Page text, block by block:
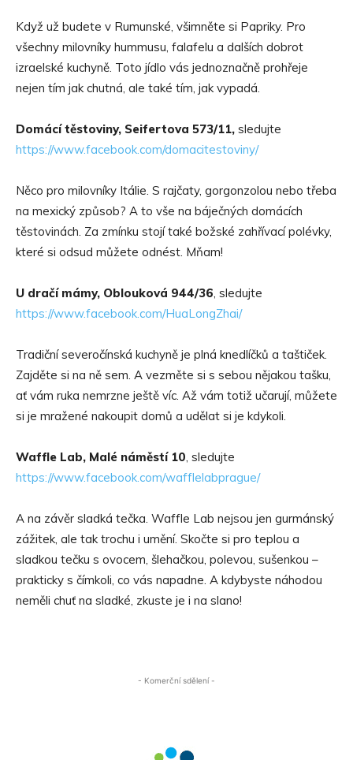
Když už budete v Rumunské, všimněte si Papriky. Pro
všechny milovníky hummusu, falafelu a dalších dobrot
izraelské kuchyně. Toto jídlo vás jednoznačně prohřeje
nejen tím jak chutná, ale také tím, jak vypadá.
Domácí těstoviny, Seifertova 573/11, sledujte
https://www.facebook.com/domacitestoviny/
Něco pro milovníky Itálie. S rajčaty, gorgonzolou nebo třeba
na mexický způsob? A to vše na báječných domácích
těstovinách. Za zmínku stojí také božské zahřívací polévky,
které si odsud můžete odnést. Mňam!
U dračí mámy, Oblouková 944/36, sledujte
https://www.facebook.com/HuaLongZhai/
Tradiční severočínská kuchyně je plná knedlíčků a taštiček.
Zajděte si na ně sem. A vezměte si s sebou nějakou tašku,
ať vám ruka nemrzne ještě víc. Až vám totiž učarují, můžete
si je mražené nakoupit domů a udělat si je kdykoli.
Waffle Lab, Malé náměstí 10, sledujte
https://www.facebook.com/wafflelabprague/
A na závěr sladká tečka. Waffle Lab nejsou jen gurmánský
zážitek, ale tak trochu i umění. Skočte si pro teplou a
sladkou tečku s ovocem, šlehačkou, polevou, sušenkou –
prakticky s čímkoli, co vás napadne. A kdybyste náhodou
neměli chuť na sladké, zkuste je i na slano!
- Komerční sdělení -